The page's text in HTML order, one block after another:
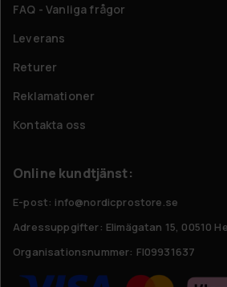
FAQ - Vanliga frågor
Leverans
Returer
Reklamationer
Kontakta oss
Online kundtjänst:
E-post: info@nordicprostore.se
Adressuppgifter: Elimägatan 15, 00510
Organisationsnummer: FI09931637